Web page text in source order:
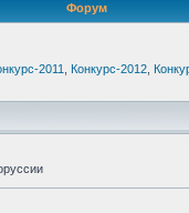
Форум
2011 Конкурс-2012